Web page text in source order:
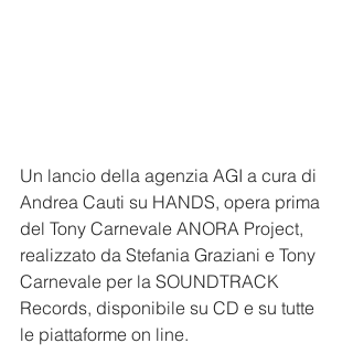
Un lancio della agenzia AGI a cura di
Andrea Cauti su HANDS, opera prima
del Tony Carnevale ANORA Project,
realizzato da Stefania Graziani e Tony
Carnevale per la SOUNDTRACK
Records, disponibile su CD e su tutte
le piattaforme on line.